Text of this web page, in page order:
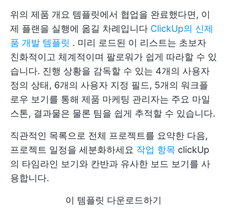
위의 제품 개요 템플릿에서 협업을 완료했다면, 이
제 플랜을 실행에 옮길 차례입니다 ClickUp의 신제
품 개발 템플릿 . 미리 로드된 이 리스트는 초보자
친화적이고 체계적이며 팔로워가 쉽게 따라할 수 있
습니다. 진행 상황을 감독할 수 있는 4개의 사용자
정의 상태, 6개의 사용자 지정 필드, 5개의 워크플
로우 보기를 통해 제품 마케팅 관리자는 주요 마일
스톤, 결과물은 물론 팀을 쉽게 추적할 수 있습니다.
직관적인 목록으로 전체 프로젝트를 요약한 다음,
프로젝트 일정을 세분화하세요 작업 항목 clickUp
의 타임라인 보기와 칸반과 유사한 보드 보기를 사
용합니다.
이 템플릿 다운로드하기